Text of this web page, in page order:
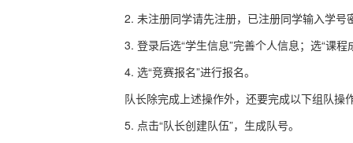
2. 未注册同学请先注册，已注册同学输入学号
3. 登录后选“学生信息”完善个人信息；选“课
4. 选“竞赛报名”进行报名。
队长除完成上述操作外，还要完成以下组队操
5. 点击“队长创建队伍”，生成队号。